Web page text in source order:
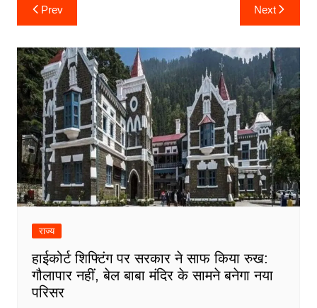
navigation
Prev Next
राज्य
हाईकोर्ट शिफ्टिंग पर सरकार ने साफ किया रुख:
गौलापार नहीं, बेल बाबा मंदिर के सामने बनेगा नया
परिसर